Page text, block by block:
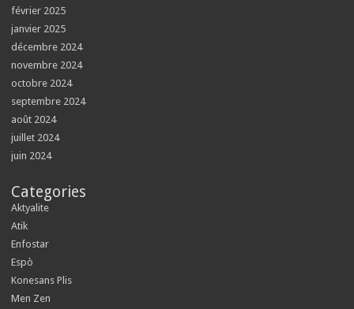
février 2025
janvier 2025
décembre 2024
novembre 2024
octobre 2024
septembre 2024
août 2024
juillet 2024
juin 2024
Categories
Aktyalite
Atik
Enfostar
Espò
Konesans Plis
Men Zen